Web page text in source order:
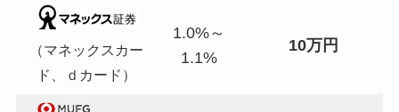
（マネックスカー
ド、ｄカード）
1.0%～
1.1%
10万円